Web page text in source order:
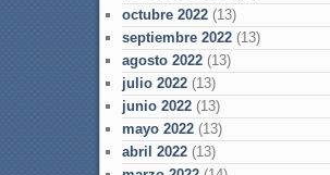
octubre 2022(13)
septiembre 2022(13)
agosto 2022(13)
julio 2022(13)
junio 2022(13)
mayo 2022(13)
abril 2022(13)